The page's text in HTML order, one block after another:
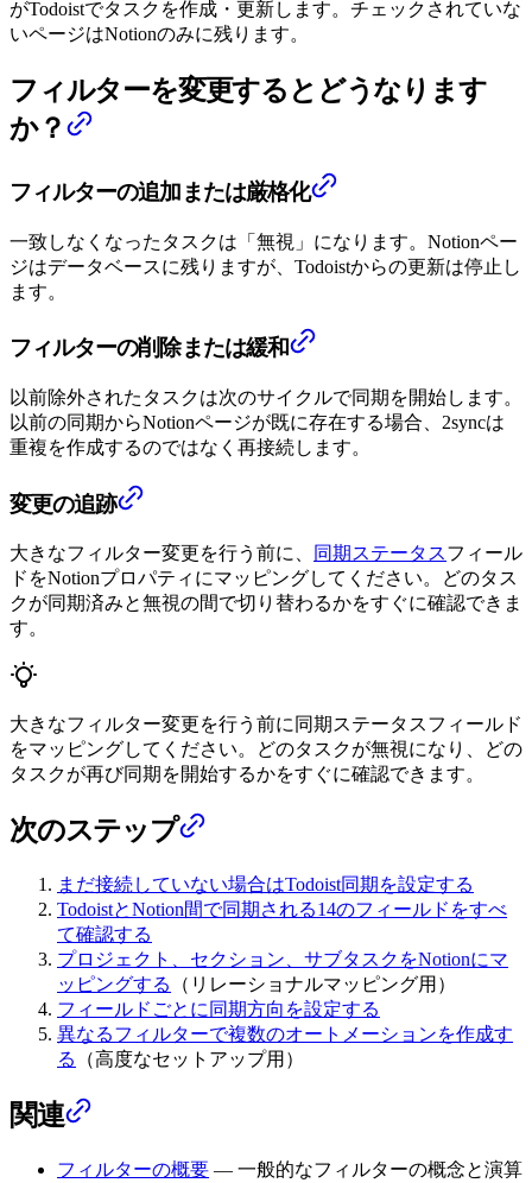
がTodoistでタスクを作成・更新します。チェックされていな
いページはNotionのみに残ります。
フィルターを変更するとどうなります
か？
フィルターの追加または厳格化
一致しなくなったタスクは「無視」になります。Notionペー
ジはデータベースに残りますが、Todoistからの更新は停止し
ます。
フィルターの削除または緩和
以前除外されたタスクは次のサイクルで同期を開始します。
以前の同期からNotionページが既に存在する場合、2syncは
重複を作成するのではなく再接続します。
変更の追跡
大きなフィルター変更を行う前に、 同期ステータスフィール
ドをNotionプロパティにマッピングしてください。どのタス
クが同期済みと無視の間で切り替わるかをすぐに確認できま
す。
大きなフィルター変更を行う前に同期ステータスフィールド
をマッピングしてください。どのタスクが無視になり、どの
タスクが再び同期を開始するかをすぐに確認できます。
次のステップ
まだ接続していない場合はTodoist同期を設定する
TodoistとNotion間で同期される14のフィールドをすべ
て確認する
プロジェクト、セクション、サブタスクをNotionにマ
ッピングする
（リレーショナルマッピング用）
フィールドごとに同期方向を設定する
異なるフィルターで複数のオートメーションを作成す
る
（高度なセットアップ用）
関連
フィルターの概要 — 一般的なフィルターの概念と演算